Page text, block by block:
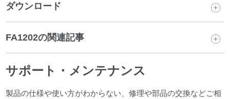
ダウンロード
FA1202の関連記事
サポート・メンテナンス
製品の仕様や使い方がわからない、修理や部品の交換などご相